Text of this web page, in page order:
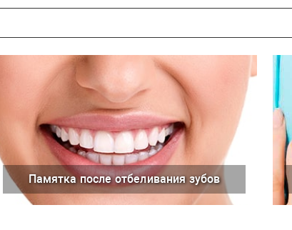
Памятка после отбеливания зубов